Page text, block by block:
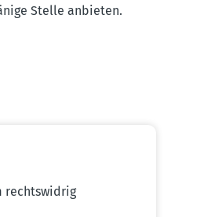
Stelle anbieten.
rechts­widrig